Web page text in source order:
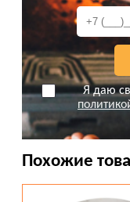
Я даю
Похожие